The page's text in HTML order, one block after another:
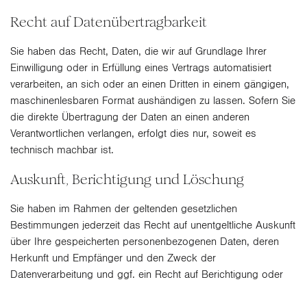
Recht auf Daten­übertrag­barkeit
Sie haben das Recht, Daten, die wir auf Grundlage Ihrer
Einwilligung oder in Erfüllung eines Vertrags automatisiert
verarbeiten, an sich oder an einen Dritten in einem gängigen,
maschinenlesbaren Format aushändigen zu lassen. Sofern Sie
die direkte Übertragung der Daten an einen anderen
Verantwortlichen verlangen, erfolgt dies nur, soweit es
technisch machbar ist.
Auskunft, Berichtigung und Löschung
Sie haben im Rahmen der geltenden gesetzlichen
Bestimmungen jederzeit das Recht auf unentgeltliche Auskunft
über Ihre gespeicherten personenbezogenen Daten, deren
Herkunft und Empfänger und den Zweck der
Datenverarbeitung und ggf. ein Recht auf Berichtigung oder